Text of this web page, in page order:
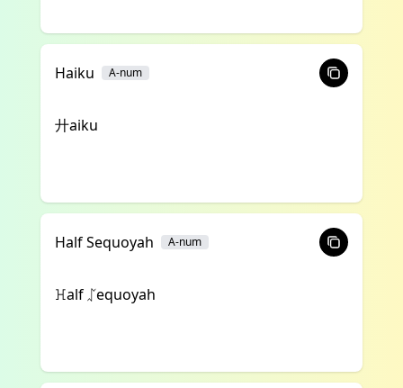
Haiku A-num
廾aiku
Half Sequoyah A-num
ꖾalf ᛢequoyah